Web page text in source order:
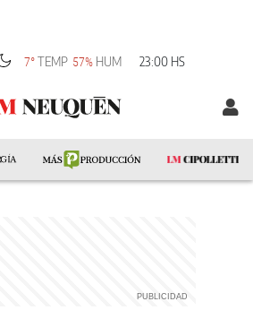
7° TEMP 57% HUM 23:00 HS